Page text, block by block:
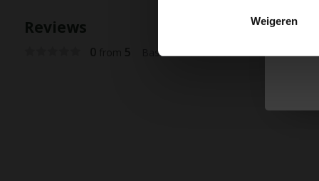
Weigeren
Reviews
Based on 0 reviews